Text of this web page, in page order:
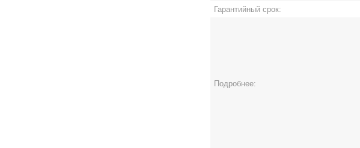
Гарантийный срок:
Подробнее: